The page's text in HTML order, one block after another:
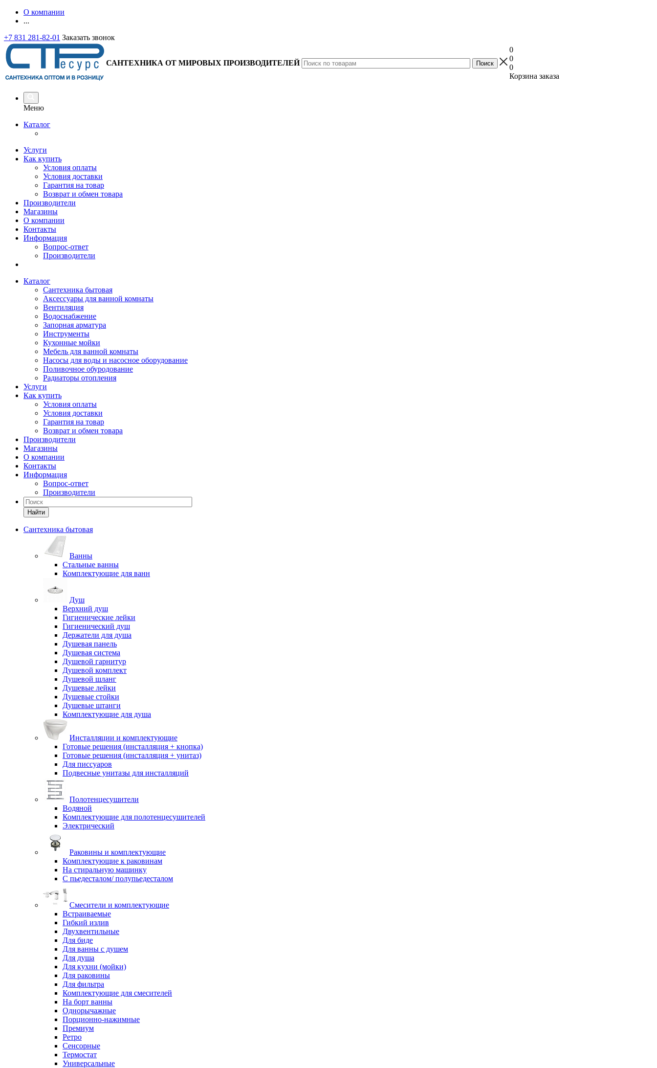
О компании
...
+7 831 281-82-01 Заказать звонок
САНТЕХНИКА ОТ МИРОВЫХ ПРОИЗВОДИТЕЛЕЙ
0
0
0
Корзина заказа
Меню
Каталог
Услуги
Как купить
Условия оплаты
Условия доставки
Гарантия на товар
Возврат и обмен товара
Производители
Магазины
О компании
Контакты
Информация
Вопрос-ответ
Производители
Каталог
Сантехника бытовая
Аксессуары для ванной комнаты
Вентиляция
Водоснабжение
Запорная арматура
Инструменты
Кухонные мойки
Мебель для ванной комнаты
Насосы для воды и насосное оборудование
Поливочное обуродование
Радиаторы отопления
Услуги
Как купить
Условия оплаты
Условия доставки
Гарантия на товар
Возврат и обмен товара
Производители
Магазины
О компании
Контакты
Информация
Вопрос-ответ
Производители
Найти
Сантехника бытовая
Ванны
Стальные ванны
Комплектующие для ванн
Душ
Верхний душ
Гигиенические лейки
Гигиенический душ
Держатели для душа
Душевая панель
Душевая система
Душевой гарнитур
Душевой комплект
Душевой шланг
Душевые лейки
Душевые стойки
Душевые штанги
Комплектующие для душа
Инсталляции и комплектующие
Готовые решения (инсталляция + кнопка)
Готовые решения (инсталляция + унитаз)
Для писсуаров
Подвесные унитазы для инсталляций
Полотенцесушители
Водяной
Комплектующие для полотенцесушителей
Электрический
Раковины и комплектующие
Комплектующие к раковинам
На стиральную машинку
С пьедесталом/ полупьедесталом
Смесители и комплектующие
Встраиваемые
Гибкий излив
Двухвентильные
Для биде
Для ванны с душем
Для душа
Для кухни (мойки)
Для раковины
Для фильтра
Комплектующие для смесителей
На борт ванны
Однорычажные
Порционно-нажимные
Премиум
Ретро
Сенсорные
Термостат
Универсальные